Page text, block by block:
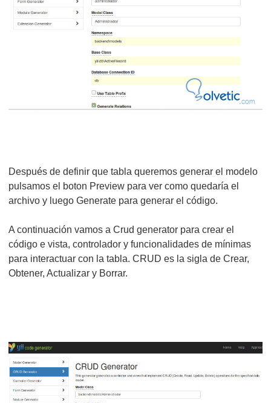
Después de definir que tabla queremos generar el modelo
pulsamos el boton Preview para ver como quedaría el
archivo y luego Generate para generar el código.
A continuación vamos a Crud generator para crear el
código e vista, controlador y funcionalidades de mínimas
para interactuar con la tabla. CRUD es la sigla de Crear,
Obtener, Actualizar y Borrar.